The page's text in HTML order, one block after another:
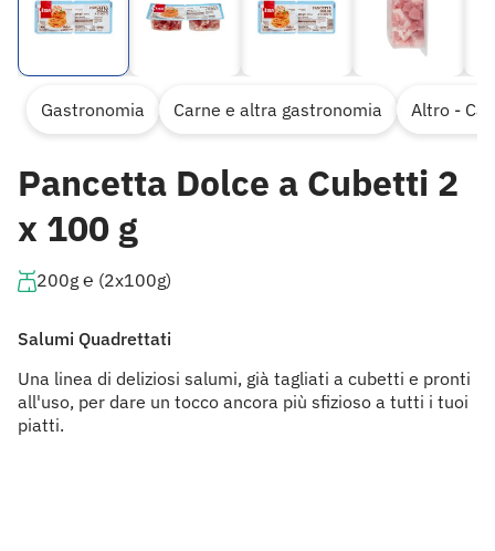
Gastronomia Carne e altra gastronomia Altro -
Pancetta Dolce a Cubetti 2
x 100 g
200g ℮ (2x100g)
Salumi Quadrettati
Una linea di deliziosi salumi, già tagliati a cubetti e pronti
all'uso, per dare un tocco ancora più sfizioso a tutti i tuoi
piatti.